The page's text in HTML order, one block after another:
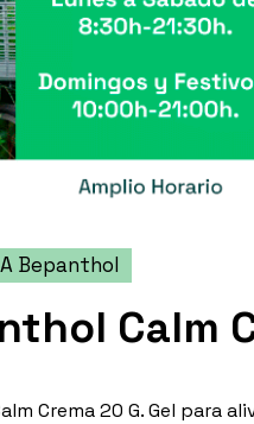
Bepanthol
Calm
Crema 20 G. Gel para